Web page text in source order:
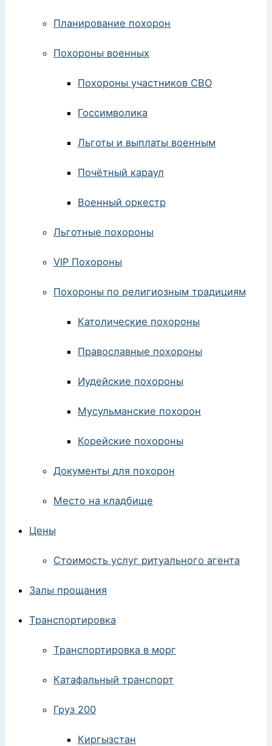
Планирование похорон
Похороны военных
Похороны участников СВО
Госсимволика
Льготы и выплаты военным
Почётный караул
Военный оркестр
Льготные похороны
VIP Похороны
Похороны по религиозным традициям
Католические похороны
Православные похороны
Иудейские похороны
Мусульманские похорон
Корейские похороны
Документы для похорон
Место на кладбище
Цены
Стоимость услуг ритуального агента
Залы прощания
Транспортировка
Транспортировка в морг
Катафальный транспорт
Груз 200
Киргызстан